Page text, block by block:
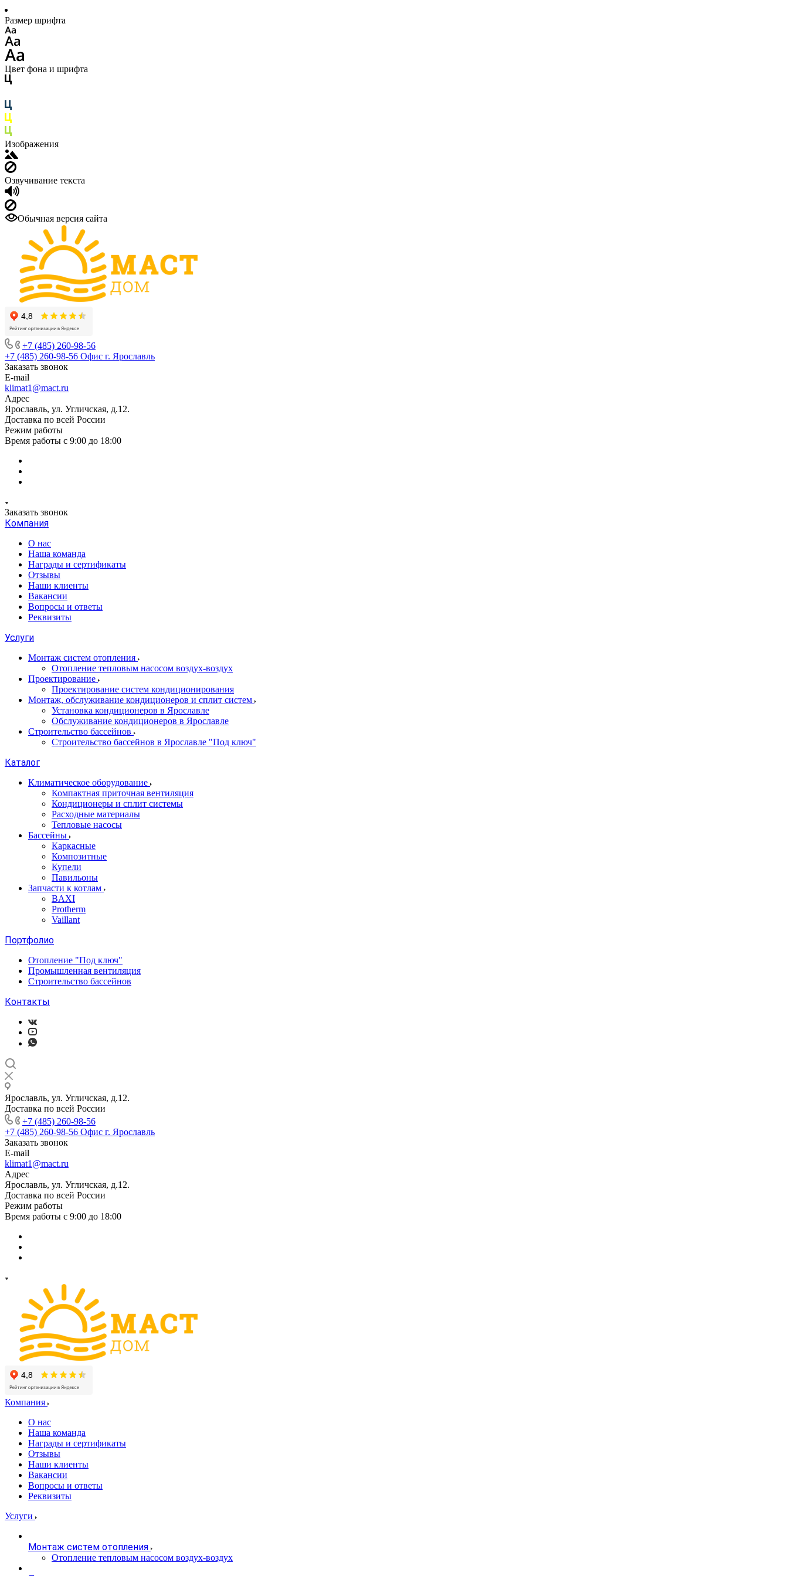
Размер шрифта
Цвет фона и шрифта
Изображения
Озвучивание текста
Обычная версия сайта
+7 (485) 260-98-56
+7 (485) 260-98-56 Офис г. Ярославль
Заказать звонок
E-mail
klimat1@mact.ru
Адрес
Ярославль, ул. Угличская, д.12.
Доставка по всей России
Режим работы
Время работы с 9:00 до 18:00
Заказать звонок
Компания
О нас
Наша команда
Награды и сертификаты
Отзывы
Наши клиенты
Вакансии
Вопросы и ответы
Реквизиты
Услуги
Монтаж систем отопления
Отопление тепловым насосом воздух-воздух
Проектирование
Проектирование систем кондиционирования
Монтаж, обслуживание кондиционеров и сплит систем
Установка кондиционеров в Ярославле
Обслуживание кондиционеров в Ярославле
Строительство бассейнов
Строительство бассейнов в Ярославле "Под ключ"
Каталог
Климатическое оборудование
Компактная приточная вентиляция
Кондиционеры и сплит системы
Расходные материалы
Тепловые насосы
Бассейны
Каркасные
Композитные
Купели
Павильоны
Запчасти к котлам
BAXI
Protherm
Vaillant
Портфолио
Отопление "Под ключ"
Промышленная вентиляция
Строительство бассейнов
Контакты
Ярославль, ул. Угличская, д.12.
Доставка по всей России
+7 (485) 260-98-56
+7 (485) 260-98-56 Офис г. Ярославль
Заказать звонок
E-mail
klimat1@mact.ru
Адрес
Ярославль, ул. Угличская, д.12.
Доставка по всей России
Режим работы
Время работы с 9:00 до 18:00
Компания
О нас
Наша команда
Награды и сертификаты
Отзывы
Наши клиенты
Вакансии
Вопросы и ответы
Реквизиты
Услуги
Монтаж систем отопления
Отопление тепловым насосом воздух-воздух